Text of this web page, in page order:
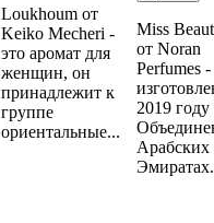
Loukhoum от
Keiko Mecheri -
это аромат для
женщин, он
принадлежит к
группе
ориентальные...
Miss
от Noran
Perfumes -
2019 году
Арабских